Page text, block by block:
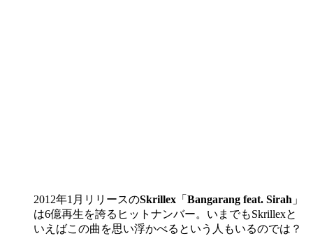
2012年1月リリースのSkrillex 「 Bangarang feat. Sirah 」
は6億再生を誇るヒットナンバー。いまでもSkrillexと
いえばこの曲を思い浮かべるという人もいるのでは？